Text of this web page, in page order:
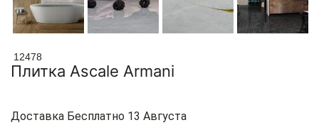
12478
Плитка Ascale Armani
Доставка Бесплатно 13 Августа